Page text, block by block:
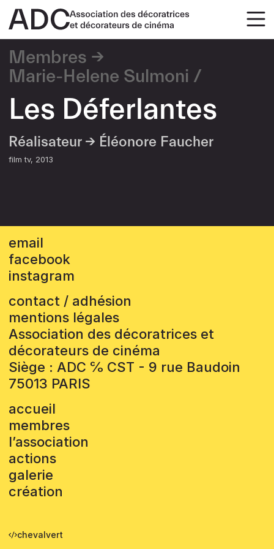
Membres
Marie-Helene Sulmoni
Les Déferlantes
Réalisateur → Éléonore Faucher
film tv 2013
email
facebook
instagram
contact / adhésion
mentions légales
Association des décoratrices et
décorateurs de cinéma
Siège : ADC ℅ CST - 9 rue Baudoin
75013 PARIS
accueil
membres
l’association
actions
galerie
création
chevalvert